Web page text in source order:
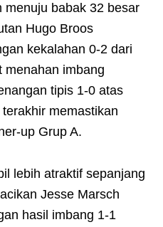
menuju babak 32 besar
Hugo Broos
kekalahan 0-2 dari
menahan imbang
tipis 1-0 atas
memastikan
up Grup A.
lebih atraktif sepanjang
Jesse Marsch
hasil imbang 1-1